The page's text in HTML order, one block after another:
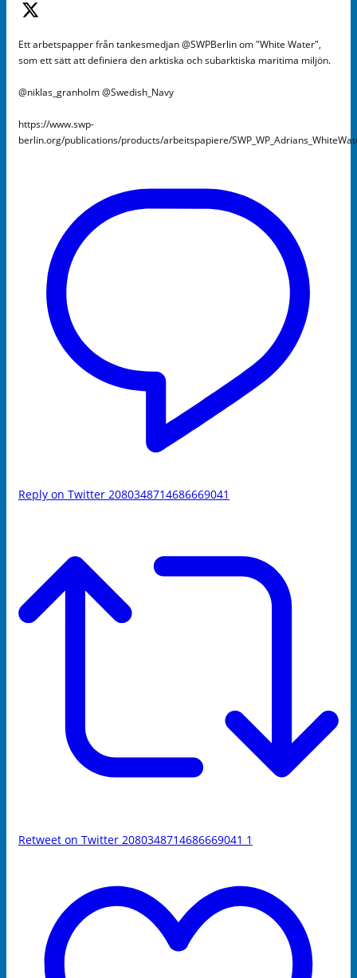
Ett arbetspapper från tankesmedjan @SWPBerlin om "White Water",
som ett sätt att definiera den arktiska och subarktiska maritima miljön.
@niklas_granholm @Swedish_Navy
https://www.swp-
berlin.org/publications/products/arbeitspapiere/
Reply on Twitter 2080348714686669041
Retweet on Twitter 2080348714686669041 1